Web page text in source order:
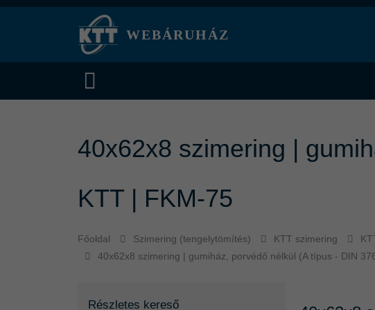
WEBÁRUHÁZ
40x62x8 szimering |
KTT | FKM-75
Főoldal Szimering (tengelytömítés) KTT szimering
40x62x8 szimering | gumiház, porvédő nélkül (A típus - DIN
Részletes kereső